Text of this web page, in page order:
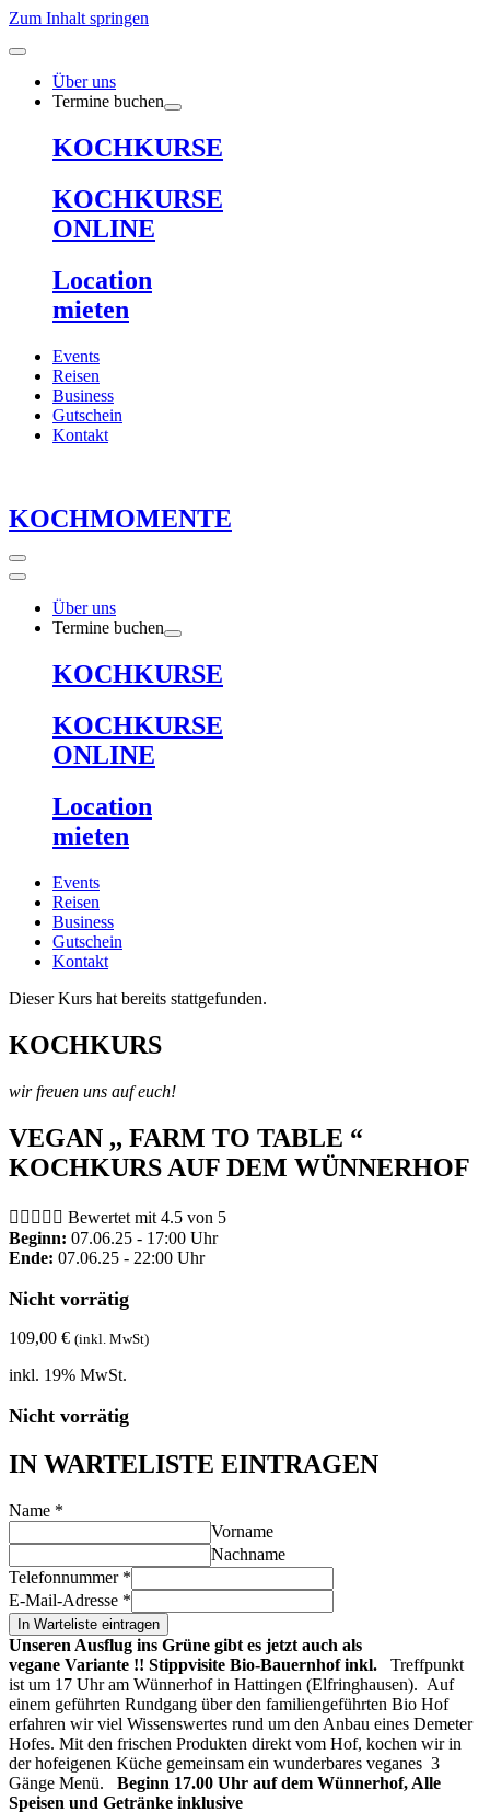
Zum Inhalt springen
Über uns
Termine buchen
KOCHKURSE
KOCHKURSE
ONLINE
Location
mieten
Events
Reisen
Business
Gutschein
Kontakt
KOCHMOMENTE
Über uns
Termine buchen
KOCHKURSE
KOCHKURSE
ONLINE
Location
mieten
Events
Reisen
Business
Gutschein
Kontakt
Dieser Kurs hat bereits stattgefunden.
KOCHKURS
wir freuen uns auf euch!
VEGAN ,, FARM TO TABLE “
KOCHKURS AUF DEM WÜNNERHOF
     Bewertet mit 4.5 von 5
Beginn: 07.06.25 - 17:00 Uhr
Ende: 07.06.25 - 22:00 Uhr
Nicht vorrätig
109,00 € (inkl. MwSt)
inkl. 19% MwSt.
Nicht vorrätig
IN WARTELISTE EINTRAGEN
Name *
Vorname
Nachname
Telefonnummer *
E-Mail-Adresse *
In Warteliste eintragen
Unseren Ausflug ins Grüne gibt es jetzt auch als
vegane Variante !! Stippvisite Bio-Bauernhof inkl. Treffpunkt
ist um 17 Uhr am Wünnerhof in Hattingen (Elfringhausen). Auf
einem geführten Rundgang über den familiengeführten Bio Hof
erfahren wir viel Wissenswertes rund um den Anbau eines Demeter
Hofes. Mit den frischen Produkten direkt vom Hof, kochen wir in
der hofeigenen Küche gemeinsam ein wunderbares veganes 3
Gänge Menü. Beginn 17.00 Uhr auf dem Wünnerhof, Alle
Speisen und Getränke inklusive